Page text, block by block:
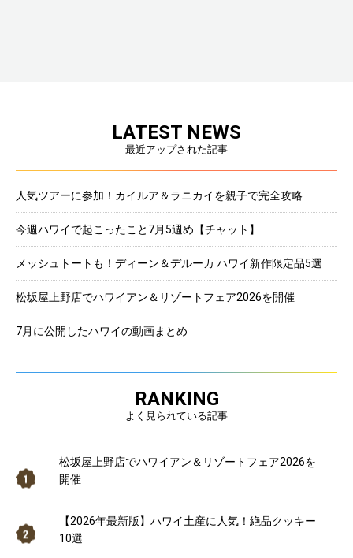
LATEST NEWS
最近アップされた記事
人気ツアーに参加！カイルア＆ラニカイを親子で完全攻略
今週ハワイで起こったこと7月5週め【チャット】
メッシュトートも！ディーン＆デルーカ ハワイ新作限定品5選
松坂屋上野店でハワイアン＆リゾートフェア2026を開催
7月に公開したハワイの動画まとめ
RANKING
よく見られている記事
松坂屋上野店でハワイアン＆リゾートフェア2026を
開催
【2026年最新版】ハワイ土産に人気！絶品クッキー
10選